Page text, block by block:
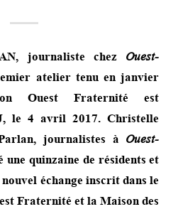
journaliste chez Ouest-
atelier tenu en janvier
Ouest Fraternité est
le 4 avril 2017. Christelle
journalistes à Ouest-
une quinzaine de résidents et
échange inscrit dans le
Fraternité et la Maison des